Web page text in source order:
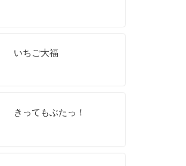
いちご大福
きってもぶたっ！